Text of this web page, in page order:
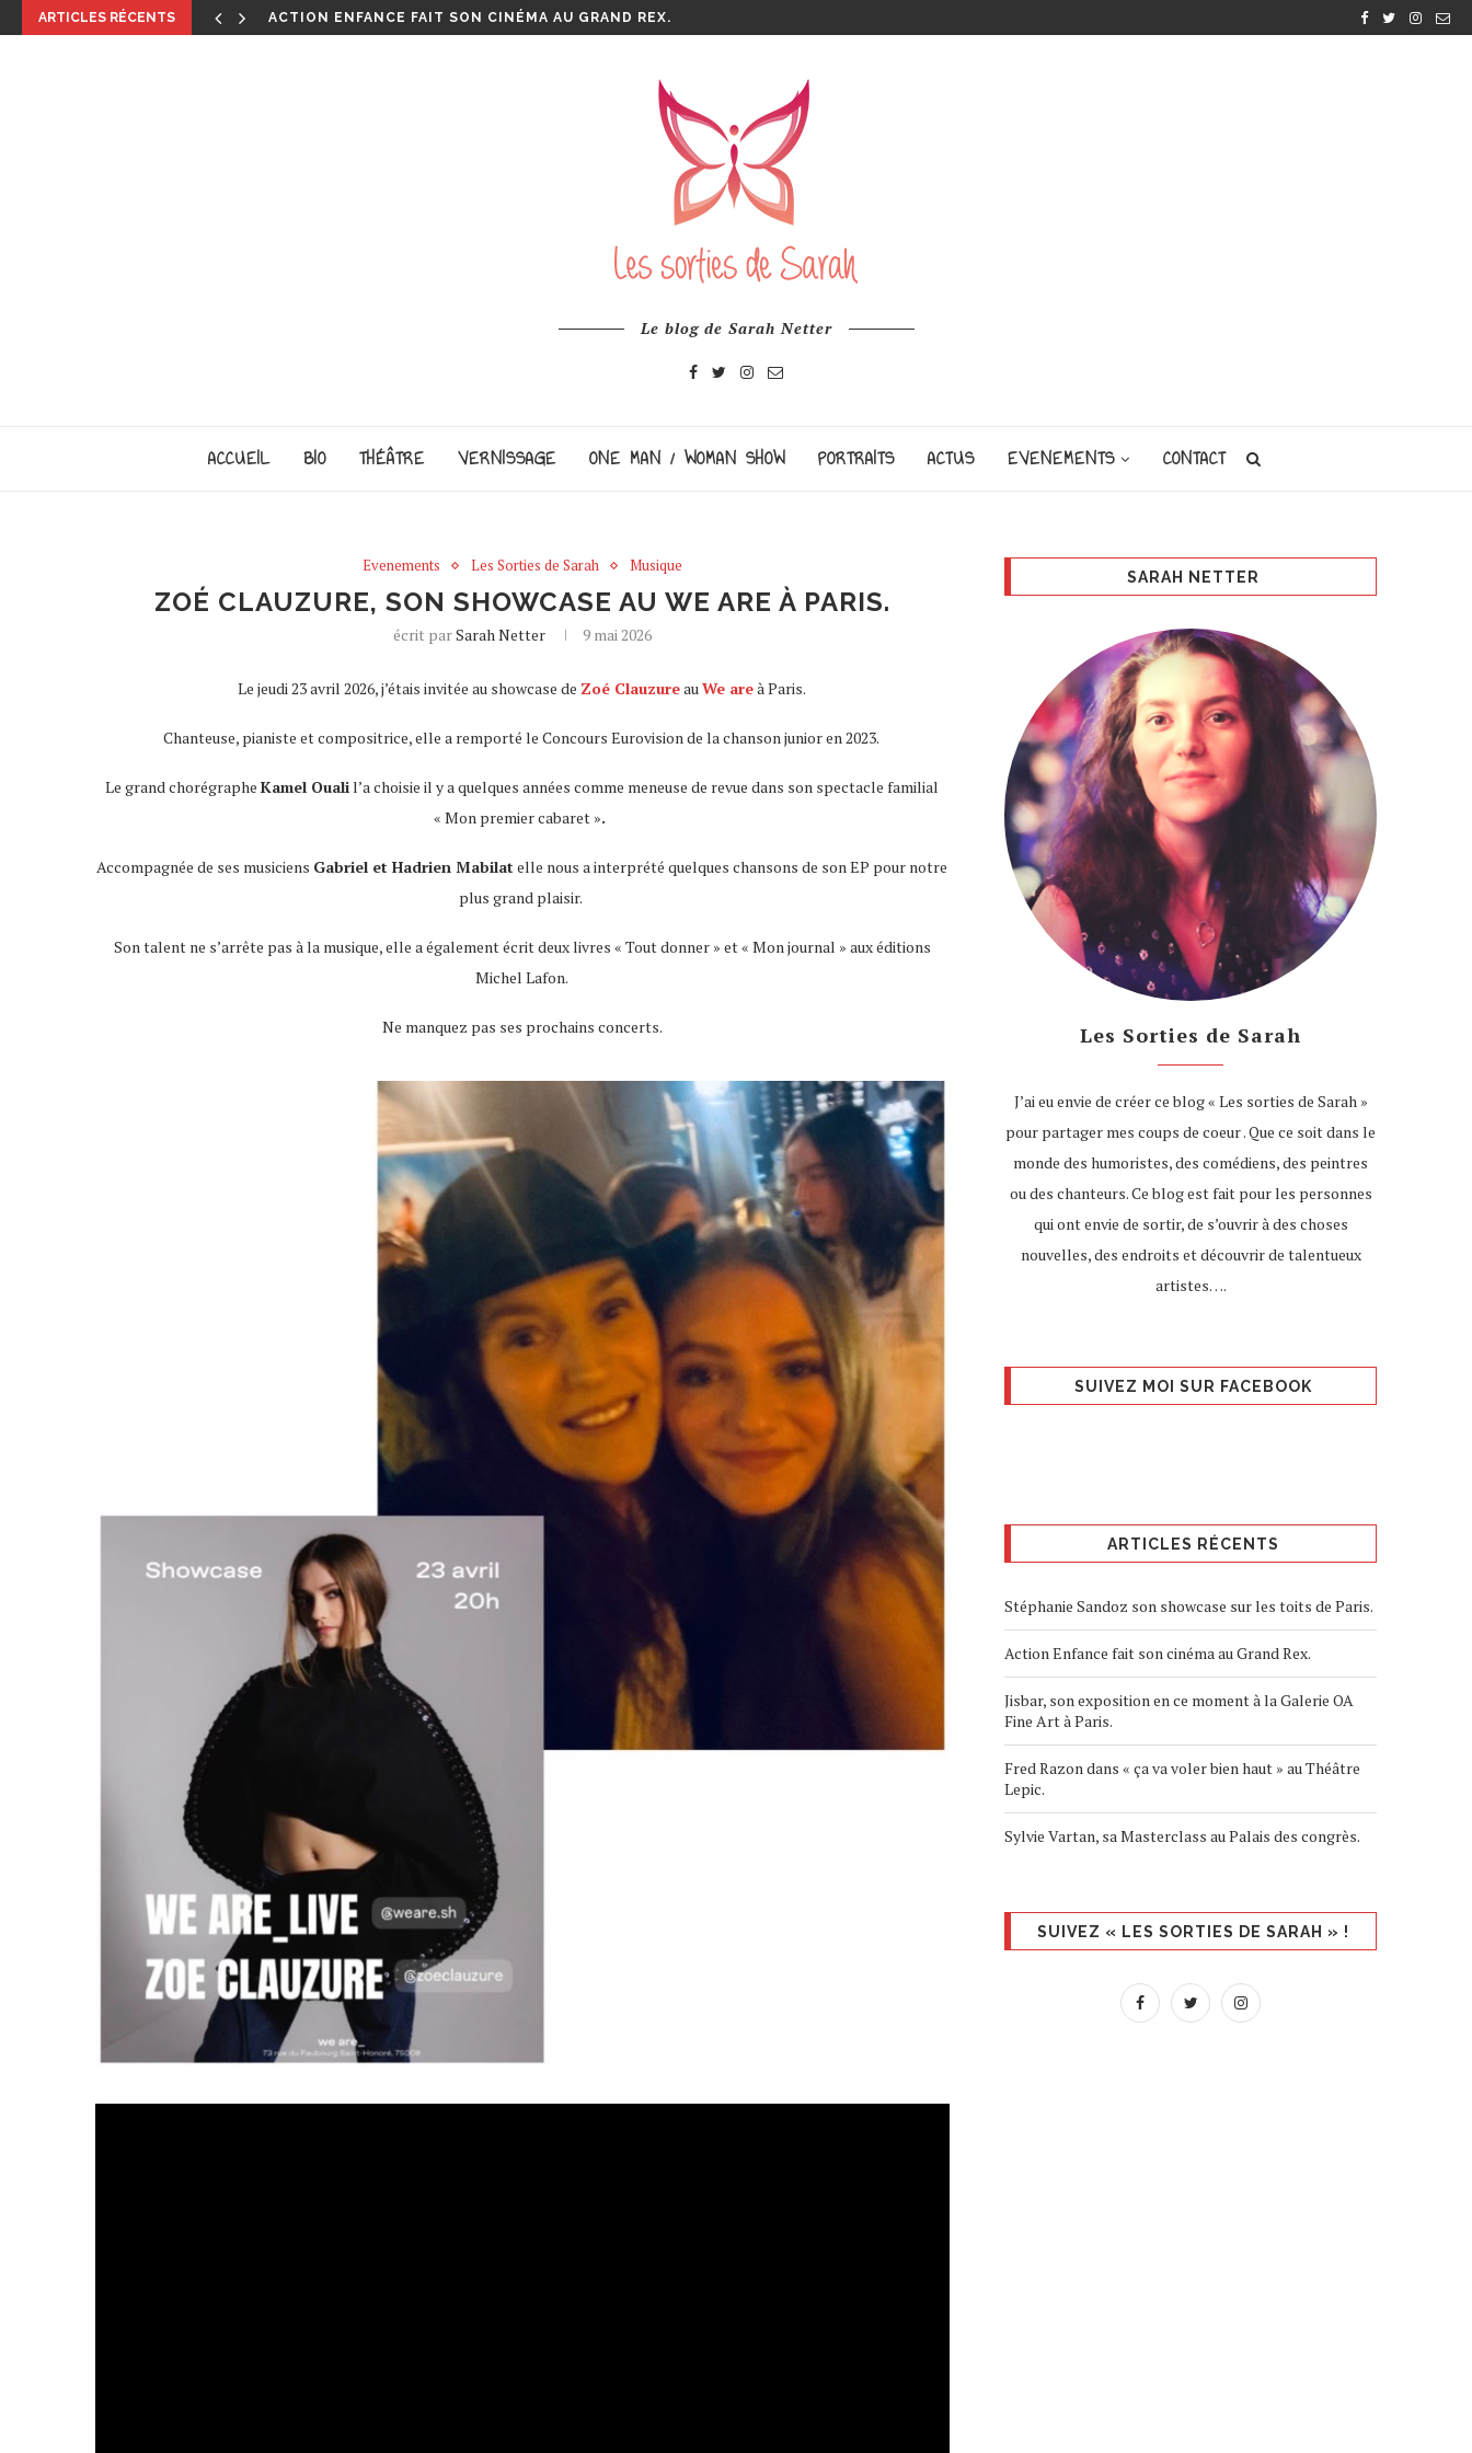
ARTICLES RÉCENTS ACTION ENFANCE FAIT SON CINÉMA AU GRAND REX.
Le blog de Sarah Netter
ACCUEIL BIO THÉÂTRE VERNISSAGE ONE MAN / WOMAN SHOW PORTRAITS ACTUS EVENEMENTS CONTACT
Evenements Les Sorties de Sarah Musique
ZOÉ CLAUZURE, SON SHOWCASE AU WE ARE À PARIS.
écrit parSarah Netter 9 mai 2026
Le jeudi 23 avril 2026, j’étais invitée au showcase de Zoé ClauzureauWe areà Paris.
Chanteuse, pianiste et compositrice, elle a remporté le Concours Eurovision de la chanson junior en 2023.
Le grand chorégrapheKamel Oualil’a choisie il y a quelques années comme meneuse de revue dans son spectacle familial
« Mon premier cabaret ».
Accompagnée de ses musiciens Gabriel et Hadrien Mabilat elle nous a interprété quelques chansons de son EP pour notre
plus grand plaisir.
Son talent ne s’arrête pas à la musique, elle a également écrit deux livres « Tout donner » et « Mon journal » aux éditions
Michel Lafon.
Ne manquez pas ses prochains concerts.
SARAH NETTER
Les Sorties de Sarah
J’ai eu envie de créer ce blog « Les sorties de Sarah »
pour partager mes coups de coeur . Que ce soit dans le
monde des humoristes, des comédiens, des peintres
ou des chanteurs. Ce blog est fait pour les personnes
qui ont envie de sortir, de s’ouvrir à des choses
nouvelles, des endroits et découvrir de talentueux
artistes….
SUIVEZ MOI SUR FACEBOOK
ARTICLES RÉCENTS
Stéphanie Sandoz son showcase sur les toits de Paris.
Action Enfance fait son cinéma au Grand Rex.
Jisbar, son exposition en ce moment à la Galerie OA
Fine Art à Paris.
Fred Razon dans « ça va voler bien haut » au Théâtre
Lepic.
Sylvie Vartan, sa Masterclass au Palais des congrès.
SUIVEZ « LES SORTIES DE SARAH » !